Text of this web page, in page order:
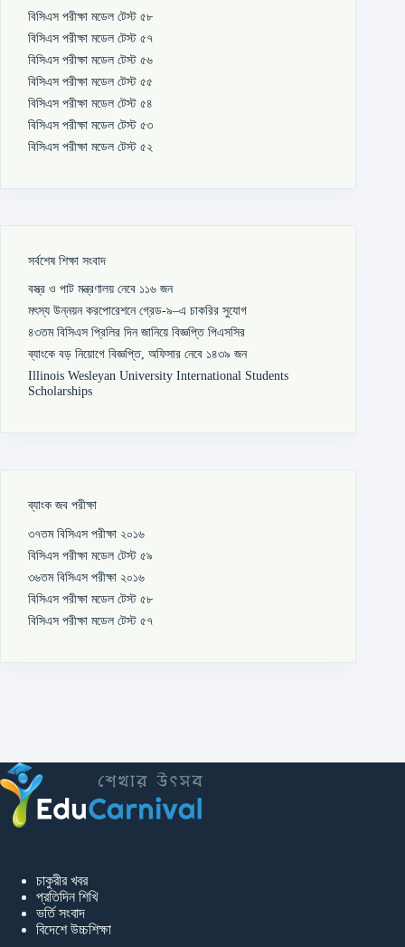
বিসিএস পরীক্ষা মডেল টেস্ট ৫৮
বিসিএস পরীক্ষা মডেল টেস্ট ৫৭
বিসিএস পরীক্ষা মডেল টেস্ট ৫৬
বিসিএস পরীক্ষা মডেল টেস্ট ৫৫
বিসিএস পরীক্ষা মডেল টেস্ট ৫৪
বিসিএস পরীক্ষা মডেল টেস্ট ৫৩
বিসিএস পরীক্ষা মডেল টেস্ট ৫২
সর্বশেষ শিক্ষা সংবাদ
বস্ত্র ও পাট মন্ত্রণালয় নেবে ১১৬ জন
মৎস্য উন্নয়ন করপোরেশনে গ্রেড-৯–এ চাকরির সুযোগ
৪৩তম বিসিএস প্রিলির দিন জানিয়ে বিজ্ঞপ্তি পিএসসির
ব্যাংকে বড় নিয়োগে বিজ্ঞপ্তি, অফিসার নেবে ১৪৩৯ জন
Illinois Wesleyan University International Students
Scholarships
ব্যাংক জব পরীক্ষা
৩৭তম বিসিএস পরীক্ষা ২০১৬
বিসিএস পরীক্ষা মডেল টেস্ট ৫৯
৩৬তম বিসিএস পরীক্ষা ২০১৬
বিসিএস পরীক্ষা মডেল টেস্ট ৫৮
বিসিএস পরীক্ষা মডেল টেস্ট ৫৭
চাকুরীর খবর
প্রতিদিন শিখি
ভর্তি সংবাদ
বিদেশে উচ্চশিক্ষা